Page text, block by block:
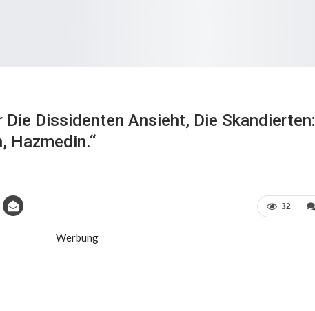
Dissidenten Ansieht, Die Skandierten:
Hazmedin.“
32
Werbung